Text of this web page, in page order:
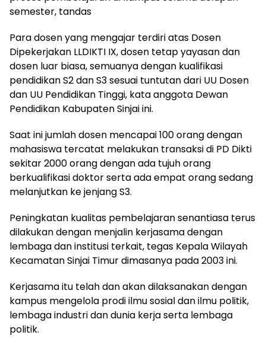
semester, tandas
Para dosen yang mengajar terdiri atas Dosen
Dipekerjakan LLDIKTI IX, dosen tetap yayasan dan
dosen luar biasa, semuanya dengan kualifikasi
pendidikan S2 dan S3 sesuai tuntutan dari UU Dosen
dan UU Pendidikan Tinggi, kata anggota Dewan
Pendidikan Kabupaten Sinjai ini.
Saat ini jumlah dosen mencapai 100 orang dengan
mahasiswa tercatat melakukan transaksi di PD Dikti
sekitar 2000 orang dengan ada tujuh orang
berkualifikasi doktor serta ada empat orang sedang
melanjutkan ke jenjang S3.
Peningkatan kualitas pembelajaran senantiasa terus
dilakukan dengan menjalin kerjasama dengan
lembaga dan institusi terkait, tegas Kepala Wilayah
Kecamatan Sinjai Timur dimasanya pada 2003 ini.
Kerjasama itu telah dan akan dilaksanakan dengan
kampus mengelola prodi ilmu sosial dan ilmu politik,
lembaga industri dan dunia kerja serta lembaga
politik.